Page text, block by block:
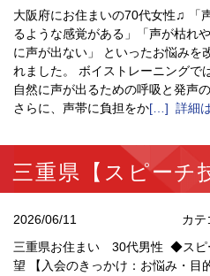
大阪府にお住まいの70代女性♫ 「
るような感覚がある」「声が枯れ
に声が出ない」 といったお悩みを
れました。 ボイストレーニングで
自然に声が出るための呼吸と発声
さらに、声帯に負担をか[…] 詳細
三重県【スピーチ
2026/06/11 カテ
三重県お住まい 30代男性 ◆スピ
望 【入会のきっかけ：お悩み・目